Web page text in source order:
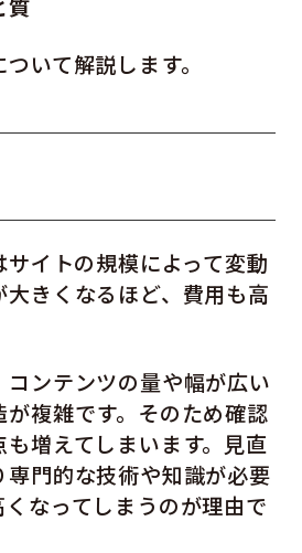
質
いて解説します。
イトの規模によって変動
大きくなるほど、費用も高
ンテンツの量や幅が広い
複雑です。そのため確認
増えてしまいます。見直
専門的な技術や知識が必要
くなってしまうのが理由で